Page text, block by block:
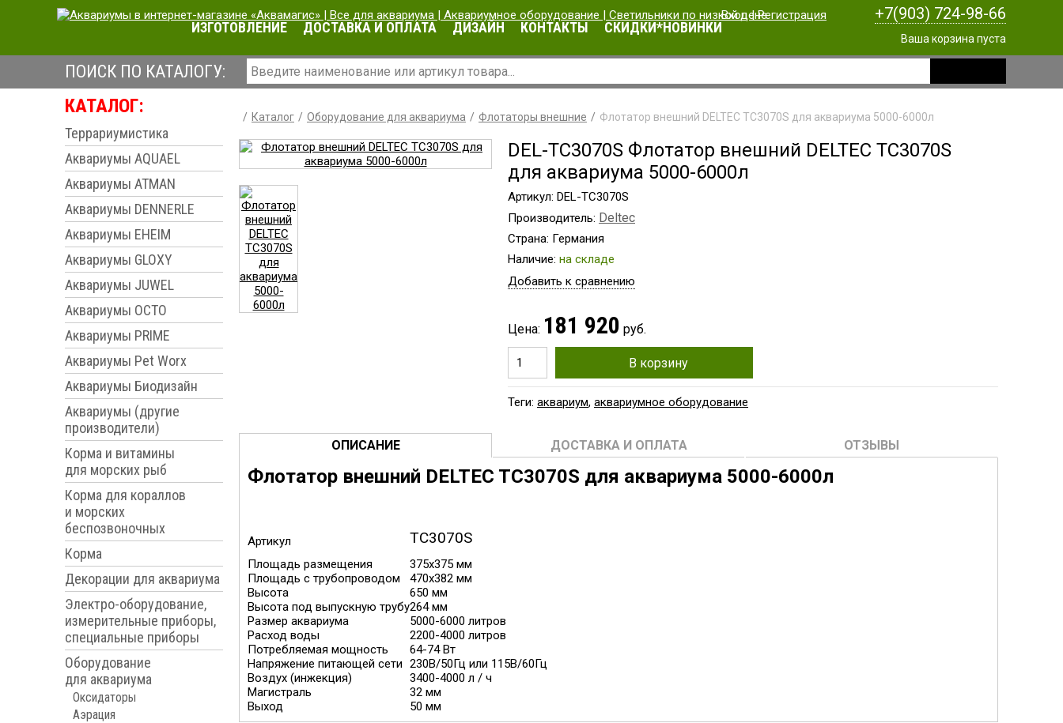
Вход|Регистрация +7(903) 724-98-66
Ваша корзина пуста
ИЗГОТОВЛЕНИЕ ДОСТАВКА И ОПЛАТА ДИЗАЙН КОНТАКТЫ СКИДКИ*НОВИНКИ
ПОИСК ПО КАТАЛОГУ:
КАТАЛОГ:
Террариумистика
Аквариумы AQUAEL
Аквариумы ATMAN
Аквариумы DENNERLE
Аквариумы EHEIM
Аквариумы GLOXY
Аквариумы JUWEL
Аквариумы OCTO
Аквариумы PRIME
Аквариумы Pet Worx
Аквариумы Биодизайн
Аквариумы (другие
производители)
Корма и витамины
для морских рыб
Корма для кораллов
и морских
беспозвоночных
Корма
Декорации для аквариума
Электро-оборудование,
измерительные приборы,
специальные приборы
Оборудование
для аквариума
Оксидаторы
Аэрация
Каталог Оборудование для аквариума Флотаторы внешние Флотатор внешний DELTEC TC3070S для аквариума 5000-6000л
DEL-TC3070S Флотатор внешний DELTEC TC3070S
для аквариума 5000-6000л
Артикул: DEL-TC3070S
Производитель: Deltec
Страна: Германия
Наличие: на складе
Добавить к сравнению
Цена: 181 920 руб.
В корзину
Теги: аквариум, аквариумное оборудование
ОПИСАНИЕ ДОСТАВКА И ОПЛАТА ОТЗЫВЫ
Флотатор внешний DELTEC TC3070S для аквариума 5000-6000л
Артикул TC3070S
Площадь размещения
375x375 мм
Площадь с трубопроводом
470x382 мм
Высота
650 мм
Высота под выпускную трубу264 мм
Размер аквариума
5000-6000 литров
Расход воды
2200-4000 литров
Потребляемая мощность
64-74 Вт
Напряжение питающей сети 230В/50Гц или 115В/60Гц
Воздух (инжекция)
3400-4000 л / ч
Магистраль
32 мм
Выход
50 мм